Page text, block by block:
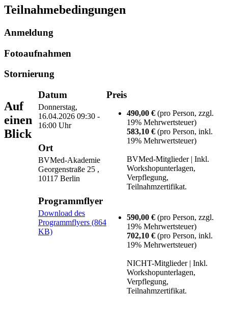
Teilnahmebedingungen
Anmeldung
Fotoaufnahmen
Stornierung
Auf
einen
Blick
Datum
Donnerstag,
16.04.2026 09:30 -
16:00 Uhr
Ort
BVMed-Akademie
Georgenstraße 25 ,
10117 Berlin
Programmflyer
Download des
Programmflyers (864
KB)
Preis
490,00 €(pro Person, zzgl.
19% Mehrwertsteuer)
583,10 €(pro Person, inkl.
19% Mehrwertsteuer)
BVMed-Mitglieder | Inkl.
Workshopunterlagen,
Verpflegung,
Teilnahmzertifikat.
590,00 €(pro Person, zzgl.
19% Mehrwertsteuer)
702,10 €(pro Person, inkl.
19% Mehrwertsteuer)
NICHT-Mitglieder | Inkl.
Workshopunterlagen,
Verpflegung,
Teilnahmzertifikat.